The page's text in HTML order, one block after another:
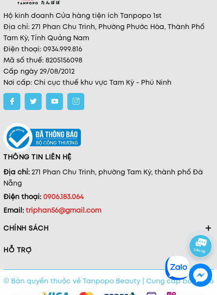
Hộ kinh doanh Cửa hàng tiện ích Tanpopo 1st
Địa chỉ: 271 Phan Chu Trinh, Phường Phước Hòa, Thành Phố
Tam Kỳ, Tỉnh Quảng Nam
Điện thoại: 0934.999.816
Mã số thuế: 8205156098
Cấp ngày 29/08/2012
Nơi cấp: Chi cục thuế khu vực Tam Kỳ - Phú Ninh
THÔNG TIN LIÊN HỆ
Địa chỉ: 271 Phan Chu Trinh, phường Tam Kỳ, thành phố Đà
Nẵng
Điện thoại: 0906.183.064
Email: triphan56@gmail.com
CHÍNH SÁCH
HỖ TRỢ
© Bản quyền thuộc về Tanpopo Beauty Cung cấp bởi Sapo